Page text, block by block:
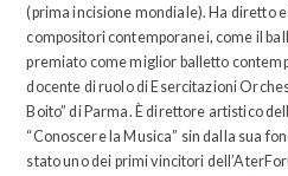
(prima incisione mondiale). Ha diretto
compositori contemporanei, come il
premiato come miglior balletto
docente di ruolo di Esercitazioni
Boito” di Parma. È direttore artistico
“Conoscere la Musica” sin dalla sua
stato uno dei primi vincitori